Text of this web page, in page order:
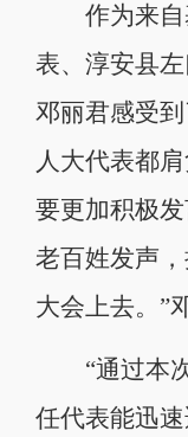
作为来自
表、淳安县
邓丽君感受
人大代表都
要更加积极
老百姓发声
大会上去。”
“通过本次
任代表能迅